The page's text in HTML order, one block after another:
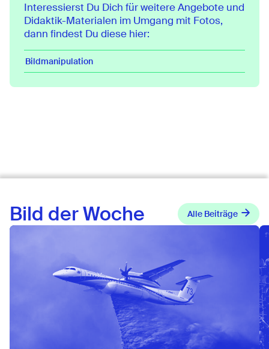
Interessierst Du Dich für weitere Angebote und
Didaktik-Materialen im Umgang mit Fotos,
dann findest Du diese hier:
Bildmanipulation
Bild der Woche Alle Beiträge